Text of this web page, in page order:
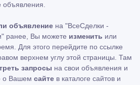
объявление на "ВсеСделки -
ранее, Вы можете изменить или
Для этого перейдите по ссылке
верхнем углу этой страницы. Там
запросы на свои объявления и
о Вашем сайте в каталоге сайтов и